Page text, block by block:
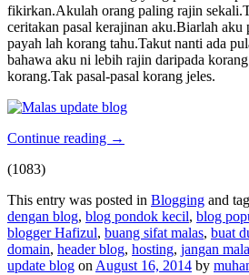
fikirkan.Akulah orang paling rajin
ceritakan pasal kerajinan aku.Biarlah aku
payah lah korang tahu.Takut nanti ada
bahawa aku ni lebih rajin daripada
korang.Tak pasal-pasal korang jeles.
Continue reading →
(1083)
This entry was posted in Blogging and
dengan blog, blog pondok kecil, blog
blogger Hafizul, buang sifat malas, buat
domain, header blog, hosting, jangan
update blog on August 16, 2014 by